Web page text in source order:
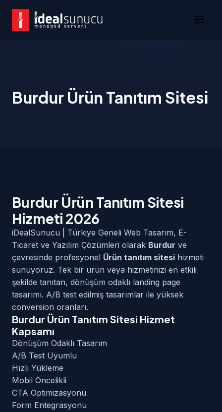
Burdur Ürün Tanıtım Sitesi
Burdur Ürün Tanıtım Sitesi
Hizmeti 2026
iDealSunucu | Türkiye Geneli Web Tasarım, E-
Ticaret ve Yazılım Çözümleri olarak Burdur ve
çevresinde profesyonel Ürün tanıtım sitesi hizmeti
sunuyoruz. Tek bir ürün veya hizmetinizi en etkili
şekilde tanıtan, dönüşüm odaklı landing page
tasarımı. A/B test edilmiş tasarımlar ile yüksek
conversion oranları.
Burdur Ürün Tanıtım Sitesi Hizmet
Kapsamı
Dönüşüm Odaklı Tasarım
A/B Test Uyumlu
Hızlı Yükleme
Mobil Öncelikli
CTA Optimizasyonu
Form Entegrasyonu